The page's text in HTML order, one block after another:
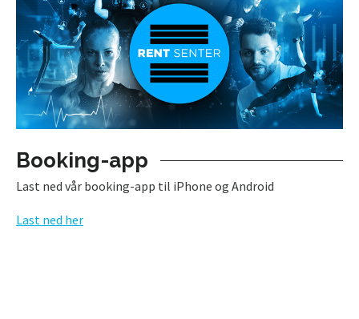
Booking-app
Last ned vår booking-app til iPhone og Android
Last ned her